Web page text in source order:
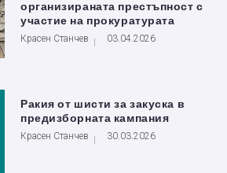
организираната престъпност с
участие на прокуратурата
Красен Станчев 03.04.2026
Ракия от шисти за закуска в
предизборната кампания
Красен Станчев 30.03.2026